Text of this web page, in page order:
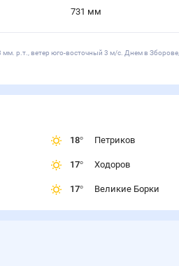
731 мм
мм. р.т., ветер юго-восточный 3 м/с. Днем в Зборове,
18° Петриков
17° Ходоров
17° Великие Борки